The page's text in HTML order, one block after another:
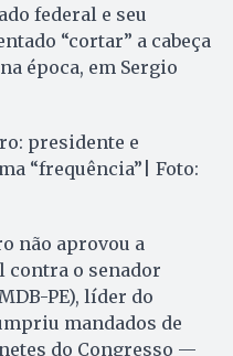
federal e seu
“cortar” a cabeça
época, em Sergio
presidente e
“frequência”| Foto:
não aprovou a
contra o senador
PE), líder do
mandados de
do Congresso —